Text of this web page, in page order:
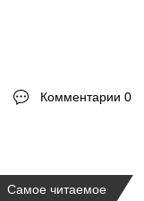
Комментарии 0
Самое читаемое